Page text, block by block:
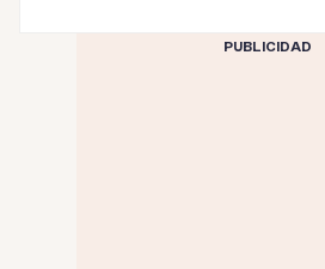
PUBLICIDAD